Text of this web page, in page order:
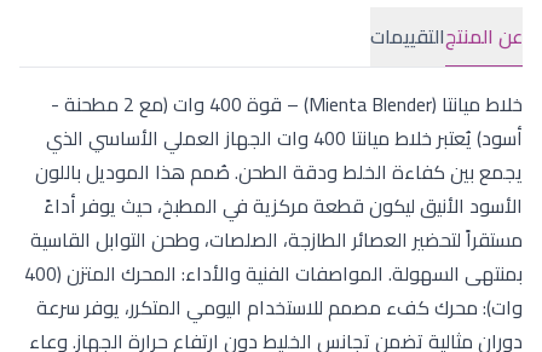
عن المنتجالتقييمات
خلاط ميانتا (Mienta Blender) – قوة 400 وات (مع 2 مطحنة -
أسود) يُعتبر خلاط ميانتا 400 وات الجهاز العملي الأساسي الذي
يجمع بين كفاءة الخلط ودقة الطحن. صُمم هذا الموديل باللون
الأسود الأنيق ليكون قطعة مركزية في المطبخ، حيث يوفر أداءً
مستقراً لتحضير العصائر الطازجة، الصلصات، وطحن التوابل القاسية
بمنتهى السهولة. المواصفات الفنية والأداء: المحرك المتزن (400
وات): محرك كفء مصمم للاستخدام اليومي المتكرر، يوفر سرعة
دوران مثالية تضمن تجانس الخليط دون ارتفاع حرارة الجهاز. وعاء